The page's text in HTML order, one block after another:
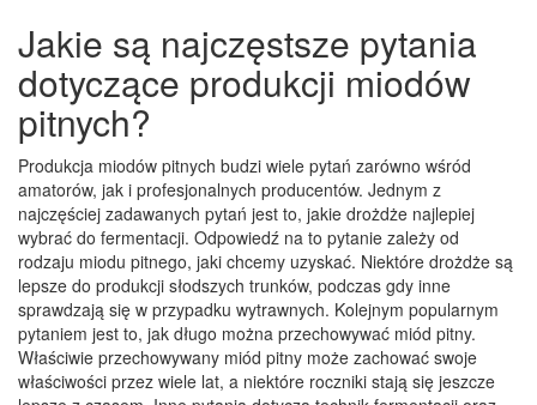
Jakie są najczęstsze pytania
dotyczące produkcji miodów
pitnych?
Produkcja miodów pitnych budzi wiele pytań zarówno wśród
amatorów, jak i profesjonalnych producentów. Jednym z
najczęściej zadawanych pytań jest to, jakie drożdże najlepiej
wybrać do fermentacji. Odpowiedź na to pytanie zależy od
rodzaju miodu pitnego, jaki chcemy uzyskać. Niektóre drożdże są
lepsze do produkcji słodszych trunków, podczas gdy inne
sprawdzają się w przypadku wytrawnych. Kolejnym popularnym
pytaniem jest to, jak długo można przechowywać miód pitny.
Właściwie przechowywany miód pitny może zachować swoje
właściwości przez wiele lat, a niektóre roczniki stają się jeszcze